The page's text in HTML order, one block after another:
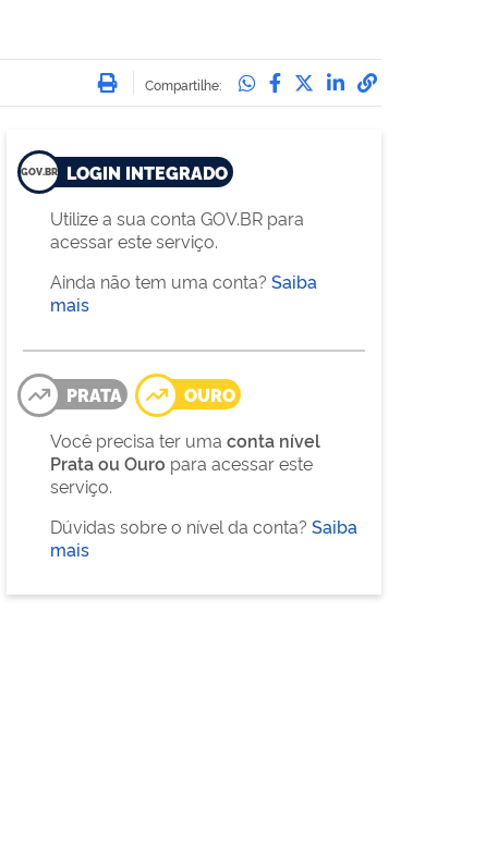
Imprimir
Compartilhe: Compartilhe no
Compartilhe no
Compartilhe no
Compartilhe
LOGIN INTEGRADO
Utilize a sua conta GOV.BR para
acessar este serviço.
Ainda não tem uma conta? Saiba
mais
PRATA
OURO
Você precisa ter uma conta nível
Prata ou Ouro para acessar este
serviço.
Dúvidas sobre o nível da conta? Saiba
mais